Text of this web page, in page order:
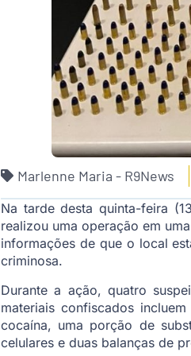
Marlenne Maria - R9News
Na tarde desta quinta-feira
realizou uma operação em
informações de que o local
criminosa.
Durante a ação, quatro
materiais confiscados
cocaína, uma porção de
celulares e duas balanças de